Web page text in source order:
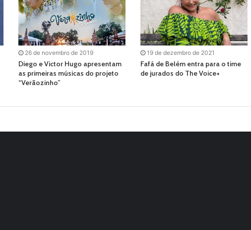
26 de novembro de 2019
Diego e Victor Hugo apresentam
as primeiras músicas do projeto
“Verãozinho”
19 de dezembro de 2021
Fafá de Belém entra para o time
de jurados do The Voice+